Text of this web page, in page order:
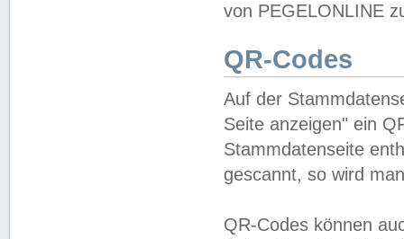
von PEGELONLINE
QR-Codes
Auf der
Seite anzeigen" ein
Stammdatenseite
gescannt, so wird
QR-Codes können